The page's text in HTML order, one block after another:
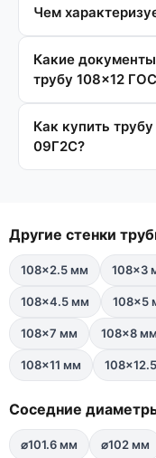
Чем
Какие
трубу 108×12
Как купить
09Г2С?
Другие стенки
108×2.5 мм 108×3
108×4.5 мм 108×5
108×7 мм 108×8 мм
108×11 мм
Соседние
⌀101.6 мм ⌀102 мм